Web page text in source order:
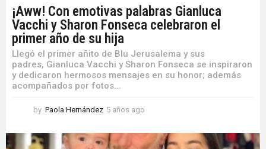
¡Aww! Con emotivas palabras Gianluca
Vacchi y Sharon Fonseca celebraron el
primer año de su hija
Llegó el primer añito de Blu Jerusalema y sus
padres, Gianluca Vacchi y Sharon Fonseca se inspiraron
y dedicaron hermosos mensajes en su honor; además
acompañados por fotos...
by Paola Hernández 5 años ago
ñ
o